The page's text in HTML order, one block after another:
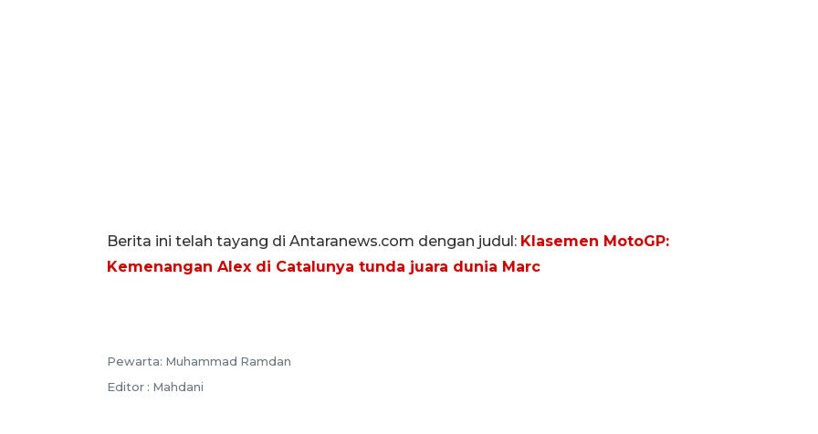
Berita ini telah tayang di Antaranews.com dengan judul: Klasemen MotoGP:
Kemenangan Alex di Catalunya tunda juara dunia Marc
Pewarta: Muhammad Ramdan
Editor : Mahdani
Ekspedisi Rupiah Berdaulat